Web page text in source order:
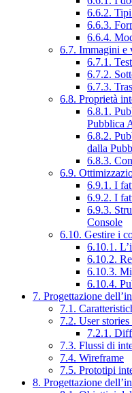
6.6.2.
6.6.3.
6.6.4.
6.7. Immagini e
6.7.1.
6.7.2.
6.7.3.
6.8. Proprietà
6.8.1.
Pubblica
6.8.2.
dalla
6.8.3.
6.9.
6.9.1. I
6.9.2. I
6.9.3.
Console
6.10. Gestire i
6.10.1.
6.10.2.
6.10.3.
6.10.4.
7. Progettazione
7.1.
7.2. User
7.2.1.
7.3. Flussi di
7.4. Wireframe
7.5. Prototipi
8. Progettazione